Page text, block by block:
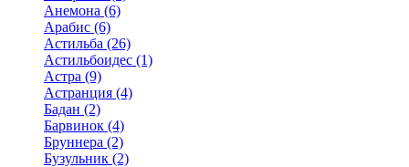
Анемона (6)
Арабис (6)
Астильба (26)
Астильбоидес (1)
Астра (9)
Астранция (4)
Бадан (2)
Барвинок (4)
Бруннера (2)
Бузульник (2)